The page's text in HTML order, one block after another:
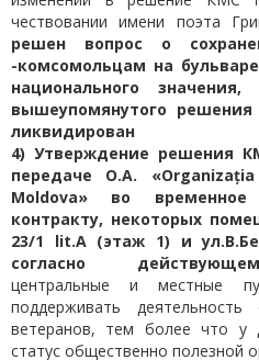
чествовании имени поэта
решен вопрос о
-комсомольцам на
национального
вышеупомянутого
ликвидирован
4) Утверждение решения
передаче О.А.
Moldova» во временное
контракту, некоторых
23/1 lit.A (этаж 1) и
согласно
центральные и местные
поддерживать деятельность
ветеранов, тем более что у
статус общественно полезной